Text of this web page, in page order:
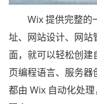
Wix 提供完整的
址、网站设计、网站
面，就可以轻松创
页编程语言、服务
都由 Wix 自动化处